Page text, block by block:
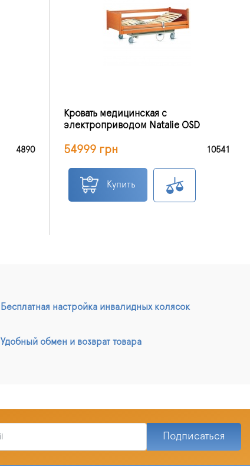
4890
Кровать медицинская с
электроприводом Natalie OSD
54999 грн 10541
Купить
Бесплатная настройка инвалидных колясок
Удобный обмен и возврат товара
Подписаться